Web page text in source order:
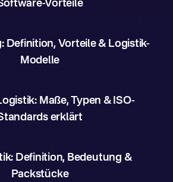
Vorteile
Definition, Vorteile & Logistik-
Modelle
Maße, Typen & ISO-
erklärt
Definition, Bedeutung &
Packstücke